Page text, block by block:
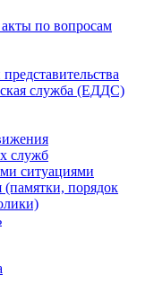
по вопросам
служба (ЕДДС)
служб
ситуациями
порядок